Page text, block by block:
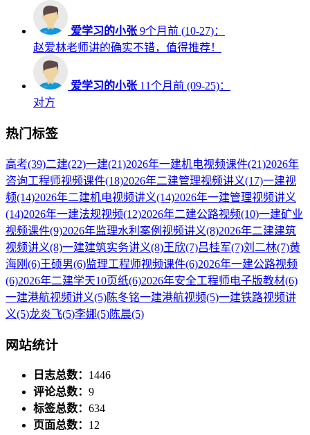
爱学习的小张 9个月前 (10-27)：
赵爱林老师讲的确实不错，值得推荐！
爱学习的小张 11个月前 (09-25)：
对方
热门标签
高考(39)二建(22)一建(21)2026年一建机电视频课件(21)2026年
咨询工程师视频课件(18)2026年二建管理视频讲义(17)一建视
频(14)2026年二建机电视频讲义(14)2026年一建管理视频讲义
(14)2026年一建法规视频(12)2026年二建公路视频(10)一建矿业
视频课件(9)2026年监理水利案例视频讲义(8)2026年二建建筑
视频讲义(8)一建建筑实务讲义(8)王欣(7)吕桂军(7)刘二林(7)黄
海刚 (6)王硕男(6)监理工程师视频课件(6)2026年一建公路视频
(6)2026年二建学天10页纸(6)2026年安全工程师电子版教材(6)
一建港航视频讲义(5)陈冬铭一建港航视频(5)一建铁路视频讲
义(5)龙炎飞(5)李娜(5)陈晨(5)
网站统计
日志总数： 1446
评论总数： 9
标签总数： 634
页面总数： 12